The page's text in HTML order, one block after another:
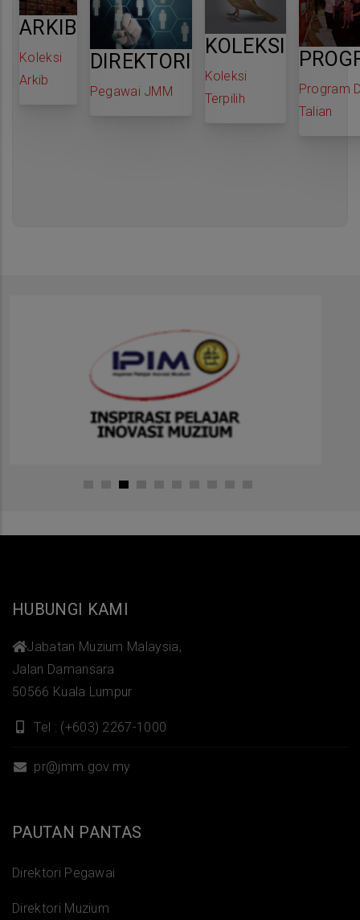
ARKIB
Koleksi
Arkib
DIREKTORI
Pegawai JMM
KOLEKSI
Koleksi
Terpilih
Program
Talian
HUBUNGI KAMI
Jabatan Muzium Malaysia,
Jalan Damansara
50566 Kuala Lumpur
Tel : (+603) 2267-1000
pr@jmm.gov.my
PAUTAN PANTAS
Direktori Pegawai
Direktori Muzium